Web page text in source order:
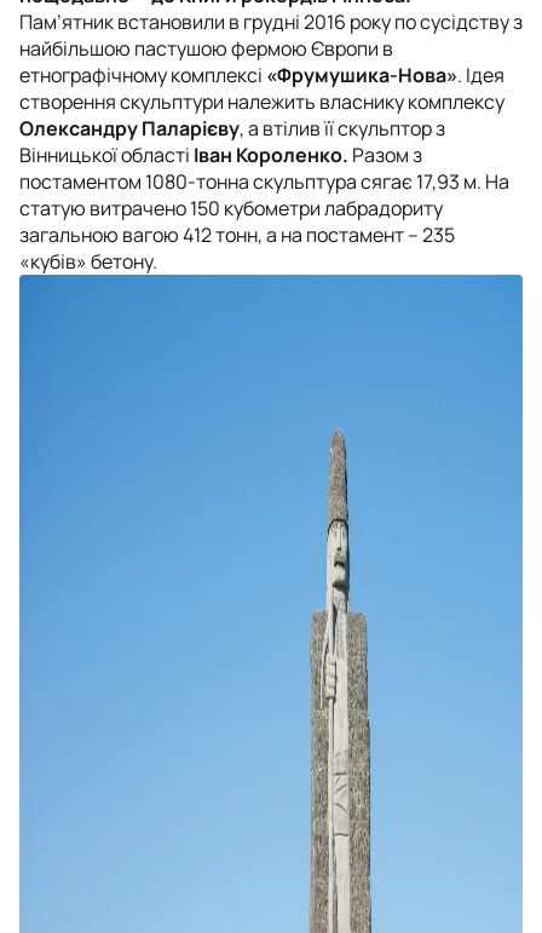
Пам’ятник встановили в грудні 2016 року по сусідству з
найбільшою пастушою фермою Європи в
етнографічному комплексі «Фрумушика-Нова». Ідея
створення скульптури належить власнику комплексу
Олександру Паларієву, а втілив її скульптор з
Вінницької області Іван Короленко. Разом з
постаментом 1080-тонна скульптура сягає 17,93 м. На
статую витрачено 150 кубометри лабрадориту
загальною вагою 412 тонн, а на постамент – 235
«кубів» бетону.